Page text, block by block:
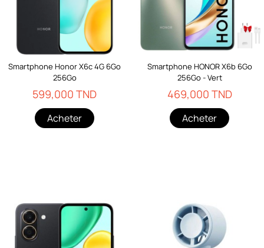
Smartphone Honor X6c 4G 6Go
256Go
599,000 TND
Acheter
Smartphone HONOR X6b 6Go
256Go - Vert
469,000 TND
Acheter